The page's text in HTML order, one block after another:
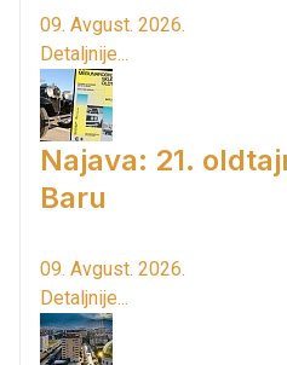
09. Avgust. 2026.
Detaljnije...
Najava: 21.
Baru
09. Avgust. 2026.
Detaljnije...